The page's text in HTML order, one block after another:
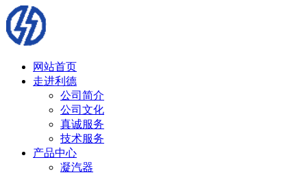
网站首页
走进利德
公司简介
公司文化
真诚服务
技术服务
产品中心
凝汽器